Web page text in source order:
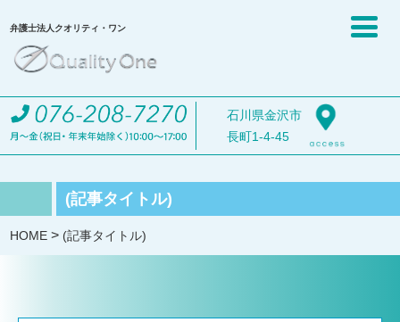
弁護士法人クオリティ・ワン
石川県金沢市
長町1-4-45
(記事タイトル)
HOME > (記事タイトル)